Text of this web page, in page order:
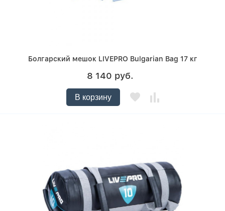
Болгарский мешок LIVEPRO Bulgarian Bag 17 кг
8 140 руб.
В корзину